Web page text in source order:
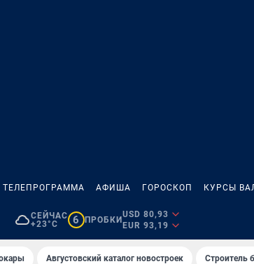
ТЕЛЕПРОГРАММА АФИША ГОРОСКОП КУРСЫ
СЕЙЧАС
+23°C
6 ПРОБКИ
USD 80,93
EUR 93,19
Августовский каталог новостроек Строитель